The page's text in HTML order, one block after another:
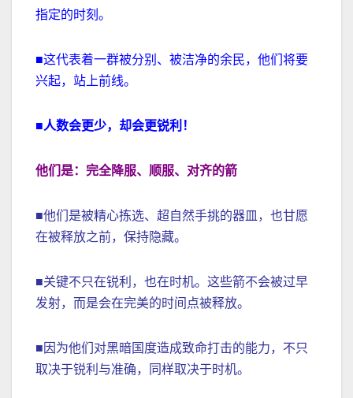
指定的时刻。
■这代表着一群被分别、被洁净的余民，他们将要
兴起，站上前线。
■人数会更少，却会更锐利！
他们是：完全降服、顺服、对齐的箭
■他们是被精心拣选、超自然手挑的器皿，也甘愿
在被释放之前，保持隐藏。
■关键不只在锐利，也在时机。这些箭不会被过早
发射，而是会在完美的时间点被释放。
■因为他们对黑暗国度造成致命打击的能力，不只
取决于锐利与准确，同样取决于时机。